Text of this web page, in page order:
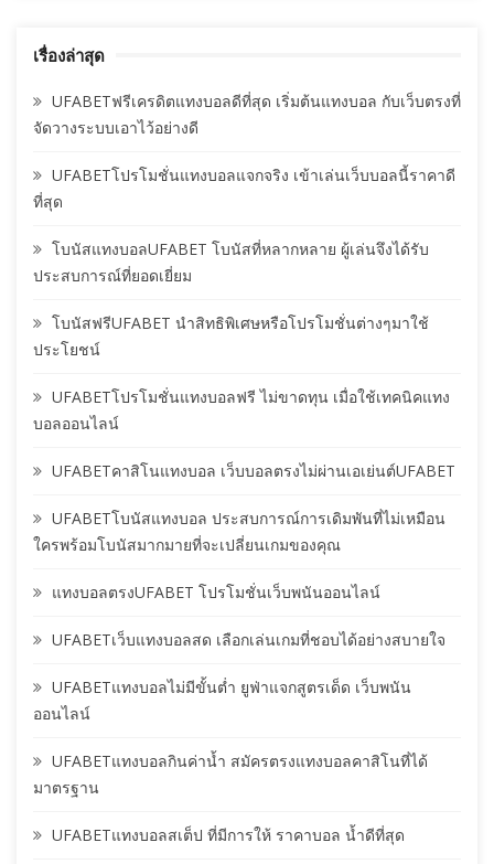
เรื่องล่าสุด
UFABETฟรีเครดิตแทงบอลดีที่สุด เริ่มต้นแทงบอล กับเว็บตรงที่
จัดวางระบบเอาไว้อย่างดี
UFABETโปรโมชั่นแทงบอลแจกจริง เข้าเล่นเว็บบอลนี้ราคาดี
ที่สุด
โบนัสแทงบอลUFABET โบนัสที่หลากหลาย ผู้เล่นจึงได้รับ
ประสบการณ์ที่ยอดเยี่ยม
โบนัสฟรีUFABET นำสิทธิพิเศษหรือโปรโมชั่นต่างๆมาใช้
ประโยชน์
UFABETโปรโมชั่นแทงบอลฟรี ไม่ขาดทุน เมื่อใช้เทคนิคแทง
บอลออนไลน์
UFABETคาสิโนแทงบอล เว็บบอลตรงไม่ผ่านเอเย่นต์UFABET
UFABETโบนัสแทงบอล ประสบการณ์การเดิมพันที่ไม่เหมือน
ใครพร้อมโบนัสมากมายที่จะเปลี่ยนเกมของคุณ
แทงบอลตรงUFABET โปรโมชั่นเว็บพนันออนไลน์
UFABETเว็บแทงบอลสด เลือกเล่นเกมที่ชอบได้อย่างสบายใจ
UFABETแทงบอลไม่มีขั้นต่ำ ยูฟ่าแจกสูตรเด็ด เว็บพนัน
ออนไลน์
UFABETแทงบอลกินค่าน้ำ สมัครตรงแทงบอลคาสิโนที่ได้
มาตรฐาน
UFABETแทงบอลสเต็ป ที่มีการให้ ราคาบอล น้ำดีที่สุด